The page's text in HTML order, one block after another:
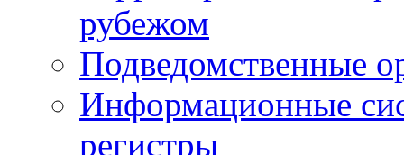
рубежом
Подведомственные
Информационные
регистры